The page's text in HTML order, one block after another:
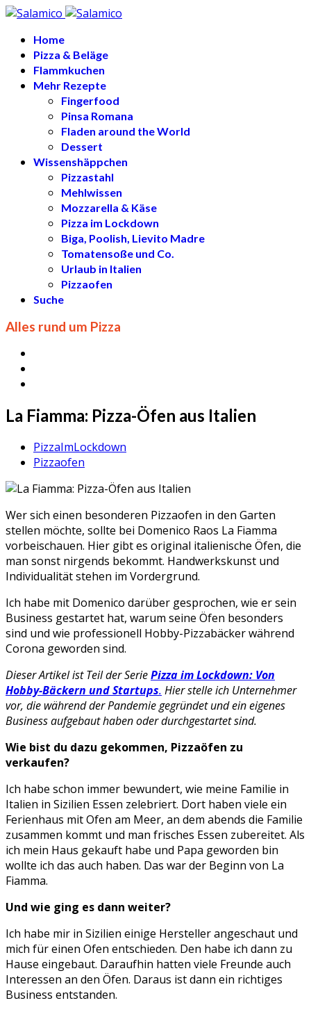
Home
Pizza & Beläge
Flammkuchen
Mehr Rezepte
Fingerfood
Pinsa Romana
Fladen around the World
Dessert
Wissenshäppchen
Pizzastahl
Mehlwissen
Mozzarella & Käse
Pizza im Lockdown
Biga, Poolish, Lievito Madre
Tomatensoße und Co.
Urlaub in Italien
Pizzaofen
Suche
Alles rund um Pizza
La Fiamma: Pizza-Öfen aus Italien
PizzaImLockdown
Pizzaofen
Wer sich einen besonderen Pizzaofen in den Garten
stellen möchte, sollte bei Domenico Raos La Fiamma
vorbeischauen. Hier gibt es original italienische Öfen, die
man sonst nirgends bekommt. Handwerkskunst und
Individualität stehen im Vordergrund.
Ich habe mit Domenico darüber gesprochen, wie er sein
Business gestartet hat, warum seine Öfen besonders
sind und wie professionell Hobby-Pizzabäcker während
Corona geworden sind.
Dieser Artikel ist Teil der SeriePizza im Lockdown: Von
Hobby-Bäckern und Startups. Hier stelle ich Unternehmer
vor, die während der Pandemie gegründet undein eigenes
Business aufgebaut habenoder durchgestartet sind.
Wie bist du dazu gekommen, Pizzaöfen zu
verkaufen?
Ich habe schon immer bewundert, wie meine Familie in
Italien in Sizilien Essen zelebriert. Dort haben viele ein
Ferienhaus mit Ofen am Meer, an dem abends die Familie
zusammen kommt und man frisches Essen zubereitet. Als
ich mein Haus gekauft habe und Papa geworden bin
wollte ich das auch haben. Das war der Beginn von La
Fiamma.
Und wie ging es dann weiter?
Ich habe mir in Sizilien einige Hersteller angeschaut und
mich für einen Ofen entschieden. Den habe ich dann zu
Hause eingebaut. Daraufhin hatten viele Freunde auch
Interessen an den Öfen. Daraus ist dann ein richtiges
Business entstanden.